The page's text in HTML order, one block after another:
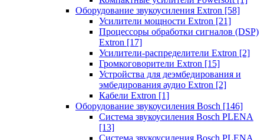
Оборудование звукоусиления Extron [58]
Усилители мощности Extron [21]
Процессоры обработки сигналов (DSP)
Extron [17]
Усилители-распределители Extron [2]
Громкоговорители Extron [15]
Устройства для деэмбедирования и
эмбедирования аудио Extron [2]
Кабели Extron [1]
Оборудование звукоусиления Bosch [146]
Система звукоусиления Bosch PLENA
[13]
Система звукоусиления Bosch PLENA